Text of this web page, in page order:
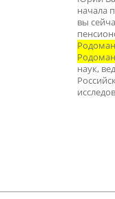
начала
вы
Родоман
Родоман
наук,